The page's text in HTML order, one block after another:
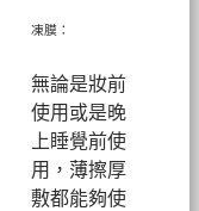
凍膜：
無論是妝前
使用或是晚
上睡覺前使
用，薄擦厚
敷都能夠使